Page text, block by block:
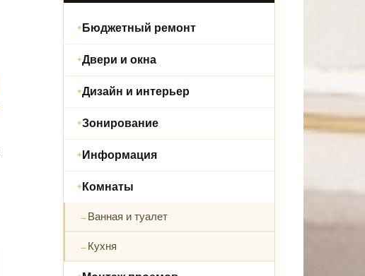
Бюджетный ремонт
Двери и окна
Дизайн и интерьер
Зонирование
Информация
Комнаты
Ванная и туалет
Кухня